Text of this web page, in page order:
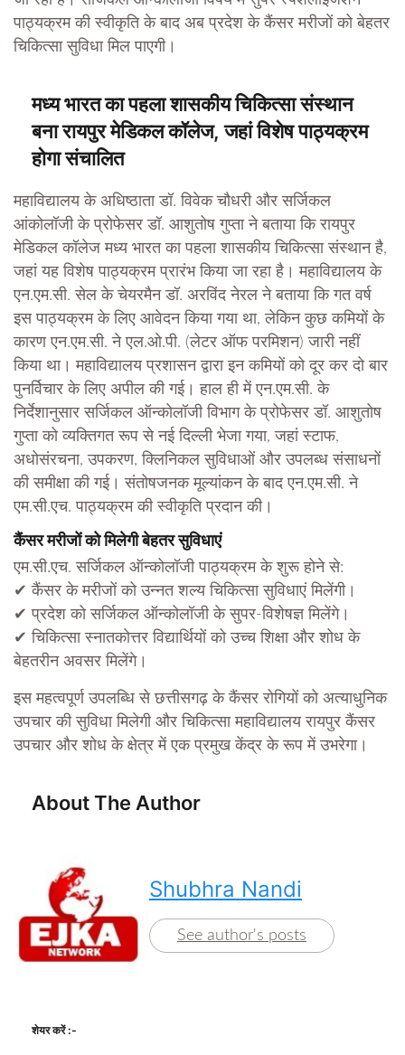
पाठ्यक्रम की स्वीकृति के बाद अब प्रदेश के कैंसर मरीजों को बेहतर
चिकित्सा सुविधा मिल पाएगी।
मध्य भारत का पहला शासकीय चिकित्सा संस्थान
बना रायपुर मेडिकल कॉलेज, जहां विशेष पाठ्यक्रम
होगा संचालित
महाविद्यालय के अधिष्ठाता डॉ. विवेक चौधरी और सर्जिकल
आंकोलॉजी के प्रोफेसर डॉ. आशुतोष गुप्ता ने बताया कि रायपुर
मेडिकल कॉलेज मध्य भारत का पहला शासकीय चिकित्सा संस्थान है,
जहां यह विशेष पाठ्यक्रम प्रारंभ किया जा रहा है। महाविद्यालय के
एन.एम.सी. सेल के चेयरमैन डॉ. अरविंद नेरल ने बताया कि गत वर्ष
इस पाठ्यक्रम के लिए आवेदन किया गया था, लेकिन कुछ कमियों के
कारण एन.एम.सी. ने एल.ओ.पी. (लेटर ऑफ परमिशन) जारी नहीं
किया था। महाविद्यालय प्रशासन द्वारा इन कमियों को दूर कर दो बार
पुनर्विचार के लिए अपील की गई। हाल ही में एन.एम.सी. के
निर्देशानुसार सर्जिकल ऑन्कोलॉजी विभाग के प्रोफेसर डॉ. आशुतोष
गुप्ता को व्यक्तिगत रूप से नई दिल्ली भेजा गया, जहां स्टाफ,
अधोसंरचना, उपकरण, क्लिनिकल सुविधाओं और उपलब्ध संसाधनों
की समीक्षा की गई। संतोषजनक मूल्यांकन के बाद एन.एम.सी. ने
एम.सी.एच. पाठ्यक्रम की स्वीकृति प्रदान की।
कैंसर मरीजों को मिलेगी बेहतर सुविधाएं
एम.सी.एच. सर्जिकल ऑन्कोलॉजी पाठ्यक्रम के शुरू होने से:
✔ कैंसर के मरीजों को उन्नत शल्य चिकित्सा सुविधाएं मिलेंगी।
✔ प्रदेश को सर्जिकल ऑन्कोलॉजी के सुपर-विशेषज्ञ मिलेंगे।
✔ चिकित्सा स्नातकोत्तर विद्यार्थियों को उच्च शिक्षा और शोध के
बेहतरीन अवसर मिलेंगे।
इस महत्वपूर्ण उपलब्धि से छत्तीसगढ़ के कैंसर रोगियों को अत्याधुनिक
उपचार की सुविधा मिलेगी और चिकित्सा महाविद्यालय रायपुर कैंसर
उपचार और शोध के क्षेत्र में एक प्रमुख केंद्र के रूप में उभरेगा।
About The Author
Shubhra Nandi
See author's posts
शेयर करें :-